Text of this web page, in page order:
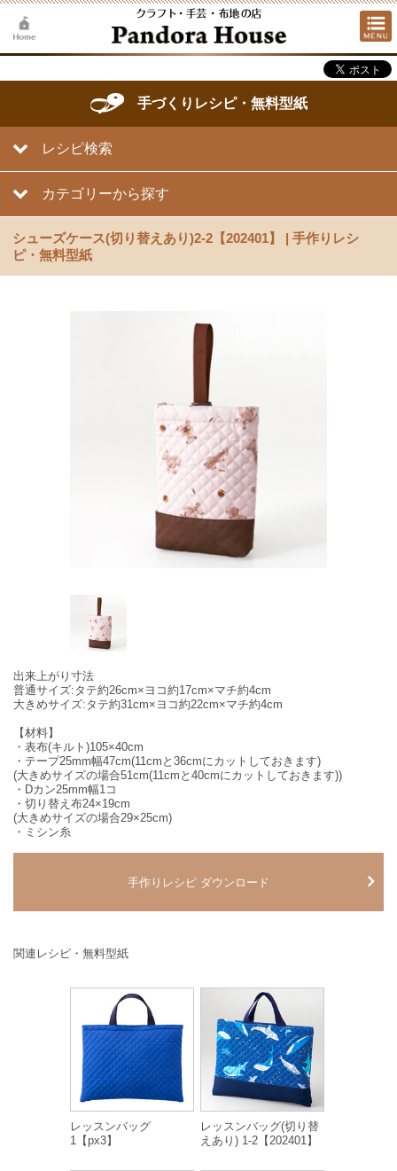
手づくりレシピ・無料型紙
レシピ検索
カテゴリーから探す
シューズケース(切り替えあり)2-2【202401】 | 手作りレシ
ピ・無料型紙
出来上がり寸法
普通サイズ:タテ約26cm×ヨコ約17cm×マチ約4cm
大きめサイズ:タテ約31cm×ヨコ約22cm×マチ約4cm
【材料】
・表布(キルト)105×40cm
・テープ25mm幅47cm(11cmと36cmにカットしておきます)
(大きめサイズの場合51cm(11cmと40cmにカットしておきます))
・Dカン25mm幅1コ
・切り替え布24×19cm
(大きめサイズの場合29×25cm)
・ミシン糸
手作りレシピ ダウンロード
関連レシピ・無料型紙
レッスンバッグ
1【px3】
レッスンバッグ(切り替
えあり) 1-2【202401】